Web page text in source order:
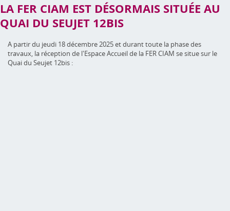
LA FER CIAM EST DÉSORMAIS SITUÉE AU
QUAI DU SEUJET 12BIS
A partir du jeudi 18 décembre 2025 et durant toute la phase des
travaux, la réception de l'Espace Accueil de la FER CIAM se situe sur le
Quai du Seujet 12bis :